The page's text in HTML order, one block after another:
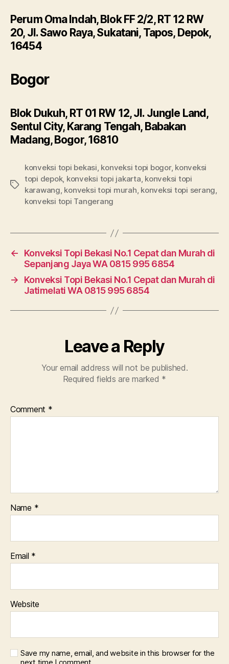
Perum Oma Indah, Blok FF 2/2, RT 12 RW
20, Jl. Sawo Raya, Sukatani, Tapos, Depok,
16454
Bogor
Blok Dukuh, RT 01 RW 12, Jl. Jungle Land,
Sentul City, Karang Tengah, Babakan
Madang, Bogor, 16810
Tags
konveksi topi bekasi, konveksi topi bogor, konveksi
topi depok, konveksi topi jakarta, konveksi topi
karawang, konveksi topi murah, konveksi topi serang,
konveksi topi Tangerang
←
Konveksi Topi Bekasi No.1 Cepat dan Murah di
Sepanjang Jaya WA 0815 995 6854
→
Konveksi Topi Bekasi No.1 Cepat dan Murah di
Jatimelati WA 0815 995 6854
Leave a Reply
Your email address will not be published.
Required fields are marked *
Comment *
Name *
Email *
Website
Save my name, email, and website in this browser for the